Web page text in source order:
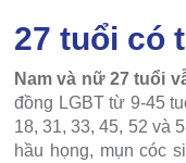
27 tuổi có
Nam và nữ 27 tuổi
đồng LGBT từ 9-45
18, 31, 33, 45, 52 và
hầu họng, mụn cóc